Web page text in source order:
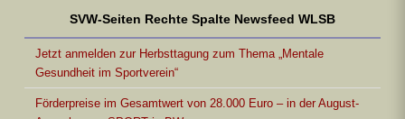
SVW-Seiten Rechte Spalte Newsfeed WLSB
Jetzt anmelden zur Herbsttagung zum Thema „Mentale
Gesundheit im Sportverein“
Förderpreise im Gesamtwert von 28.000 Euro – in der August-